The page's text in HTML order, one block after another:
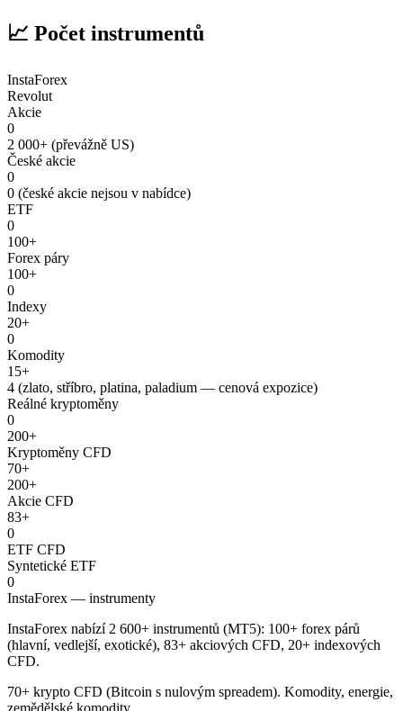
📈 Počet instrumentů
InstaForex
Revolut
Akcie
0
2 000+ (převážně US)
České akcie
0
0 (české akcie nejsou v nabídce)
ETF
0
100+
Forex páry
100+
0
Indexy
20+
0
Komodity
15+
4 (zlato, stříbro, platina, paladium — cenová expozice)
Reálné kryptoměny
0
200+
Kryptoměny CFD
70+
200+
Akcie CFD
83+
0
ETF CFD
Syntetické ETF
0
InstaForex — instrumenty
InstaForex nabízí 2 600+ instrumentů (MT5): 100+ forex párů
(hlavní, vedlejší, exotické), 83+ akciových CFD, 20+ indexových
CFD.
70+ krypto CFD (Bitcoin s nulovým spreadem). Komodity, energie,
zemědělské komodity.